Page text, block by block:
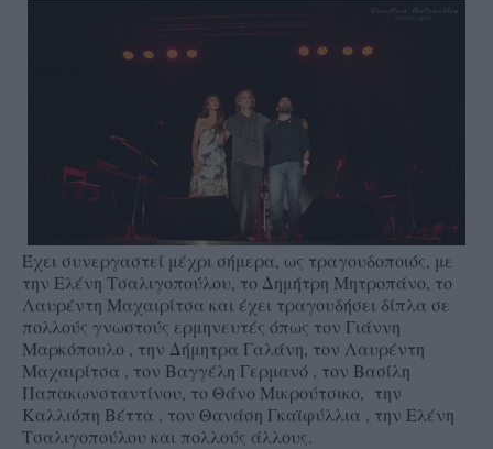
Έχει συνεργαστεί μέχρι σήμερα, ως τραγουδοποιός, με
την Ελένη Τσαλιγοπούλου, το Δημήτρη Μητροπάνο, το
Λαυρέντη Μαχαιρίτσα και έχει τραγουδήσει δίπλα σε
πολλούς γνωστούς ερμηνευτές όπως τον Γιάννη
Μαρκόπουλο , την Δήμητρα Γαλάνη, τον Λαυρέντη
Μαχαιρίτσα , τον Βαγγέλη Γερμανό , τον Βασίλη
Παπακωνσταντίνου, το Θάνο Μικρούτσικο, την
Καλλιόπη Βέττα , τον Θανάση Γκαϊφύλλια , την Ελένη
Τσαλιγοπούλου και πολλούς άλλους.